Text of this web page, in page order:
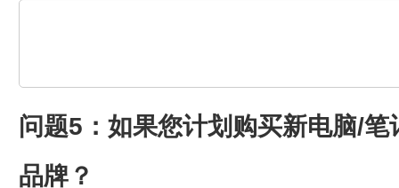
问题5：如果您计划购买新电脑/
品牌？